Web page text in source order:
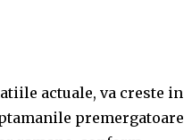
actuale, va creste in
premergatoare